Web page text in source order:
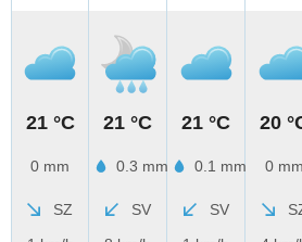
21 °C
0 mm
SZ
21 °C
0.3 mm
SV
21 °C
0.1 mm
SV
20
0 mm